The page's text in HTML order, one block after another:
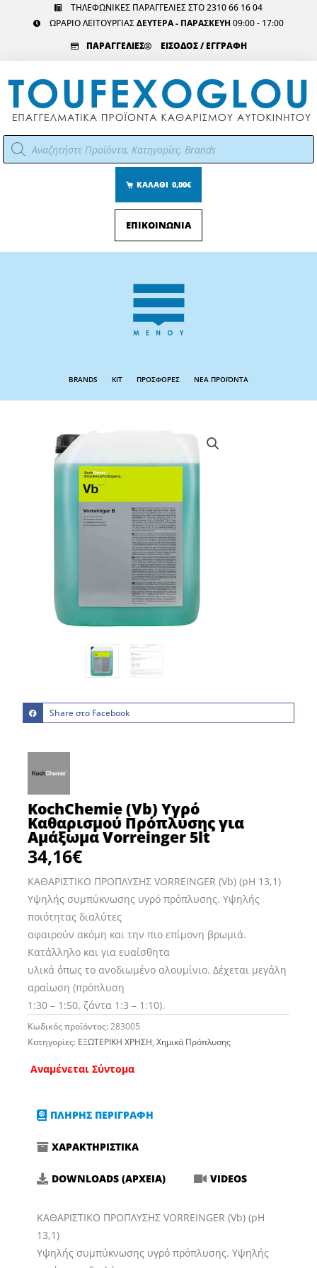
ΤΗΛΕΦΩΝΙΚΕΣ ΠΑΡΑΓΓΕΛΙΕΣ ΣΤΟ 2310 66 16 04
ΩΡΑΡΙΟ ΛΕΙΤΟΥΡΓΙΑΣΔΕΥΤΕΡΑ - ΠΑΡΑΣΚΕΥΗ 09:00 - 17:00
ΠΑΡΑΓΓΕΛΙΕΣ
ΕΙΣΟΔΟΣ / ΕΓΓΡΑΦΗ
Αναζήτηση
προϊόντων
ΚΑΛΑΘΙ 0,00€
ΕΠΙΚΟΙΝΩΝΙΑ
Menu
BRANDS KIT ΠΡΟΣΦΟΡΕΣ ΝΕΑ ΠΡΟΪΟΝΤΑ
Share στο Facebook
KochChemie (Vb) Υγρό
Καθαρισμού Πρόπλυσης για
Αμάξωμα Vorreinger 5lt
34,16€
ΚΑΘΑΡΙΣΤΙΚΟ ΠΡΟΠΛΥΣΗΣ VORREINGER (Vb) (pH 13,1)
Υψηλής συμπύκνωσης υγρό πρόπλυσης. Υψηλής
ποιότητας διαλύτες
αφαιρούν ακόμη και την πιο επίμονη βρωμιά.
Κατάλληλο και για ευαίσθητα
υλικά όπως το ανοδιωμένο αλουμίνιο. Δέχεται μεγάλη
αραίωση (πρόπλυση
1:30 – 1:50, ζάντα 1:3 – 1:10).
Κωδικός προϊόντος:283005
Κατηγορίες: ΕΞΩΤΕΡΙΚΗ ΧΡΗΣΗ,Χημικά Πρόπλυσης
Αναμένεται Σύντομα
ΠΛΗΡΗΣ ΠΕΡΙΓΡΑΦΗ
ΧΑΡΑΚΤΗΡΙΣΤΙΚΑ
DOWNLOADS (ΑΡΧΕΙΑ) VIDEOS
ΚΑΘΑΡΙΣΤΙΚΟ ΠΡΟΠΛΥΣΗΣ VORREINGER (Vb) (pH
13,1)
Υψηλής συμπύκνωσης υγρό πρόπλυσης. Υψηλής